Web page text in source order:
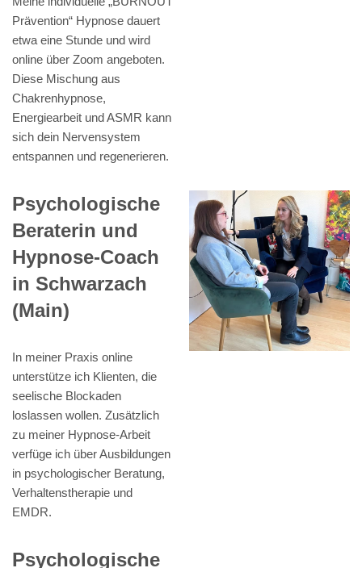
Prävention“ Hypnose dauert
etwa eine Stunde und wird
online über Zoom angeboten.
Diese Mischung aus
Chakrenhypnose,
Energiearbeit und ASMR kann
sich dein Nervensystem
entspannen und regenerieren.
Psychologische
Beraterin und
Hypnose-Coach
in Schwarzach
(Main)
In meiner Praxis online
unterstütze ich Klienten, die
seelische Blockaden
loslassen wollen. Zusätzlich
zu meiner Hypnose-Arbeit
verfüge ich über Ausbildungen
in psychologischer Beratung,
Verhaltenstherapie und
EMDR.
Psychologische